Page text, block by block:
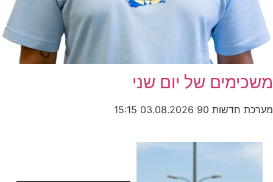
משכימים של יום שני
מערכת חדשות 90 03.08.2026
15:15